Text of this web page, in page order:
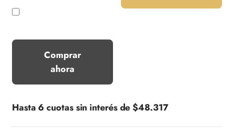
Comprar
ahora
Hasta 6 cuotas sin interés de$48.317